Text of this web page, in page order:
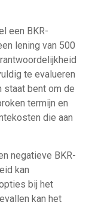
een BKR-
lening van 500
te evalueren
staat bent om de
termijn en
die aan
negatieve BKR-
kan
bij het
kan het